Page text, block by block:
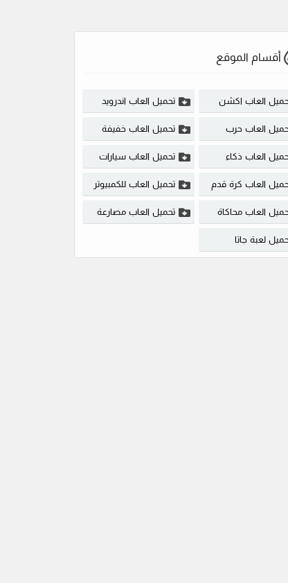
أقسام الموقع
العاب اكشن تحميل العاب اندرويد
العاب حرب تحميل العاب خفيفة
العاب ذكاء تحميل العاب سيارات
العاب كرة قدم تحميل العاب للكمبيوتر
العاب محاكاة تحميل العاب مصارعة
لعبة جاتا